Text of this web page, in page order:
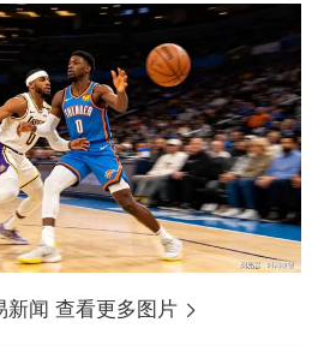
新闻 查看更多图片